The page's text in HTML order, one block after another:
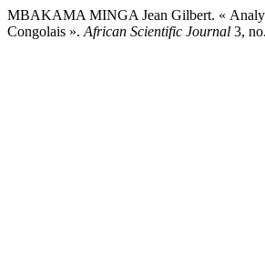
MBAKAMA MINGA Jean Gilbert. «
Congolais ». African Scientific Journal 3,